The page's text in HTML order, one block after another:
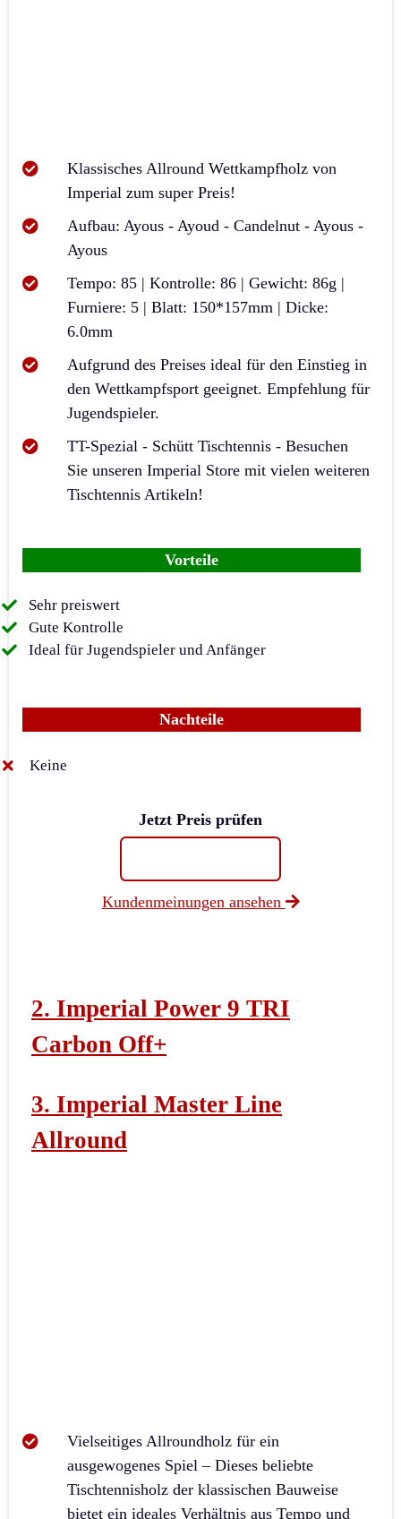
Klassisches Allround Wettkampfholz von
Imperial zum super Preis!
Aufbau: Ayous - Ayoud - Candelnut - Ayous -
Ayous
Tempo: 85 | Kontrolle: 86 | Gewicht: 86g |
Furniere: 5 | Blatt: 150*157mm | Dicke:
6.0mm
Aufgrund des Preises ideal für den Einstieg in
den Wettkampfsport geeignet. Empfehlung für
Jugendspieler.
TT-Spezial - Schütt Tischtennis - Besuchen
Sie unseren Imperial Store mit vielen weiteren
Tischtennis Artikeln!
Vorteile
Sehr preiswert
Gute Kontrolle
Ideal für Jugendspieler und Anfänger
Nachteile
Keine
Jetzt Preis prüfen
Kundenmeinungen ansehen
2. Imperial Power 9 TRI
Carbon Off+
3. Imperial Master Line
Allround
Vielseitiges Allroundholz für ein
ausgewogenes Spiel – Dieses beliebte
Tischtennisholz der klassischen Bauweise
bietet ein ideales Verhältnis aus Tempo und